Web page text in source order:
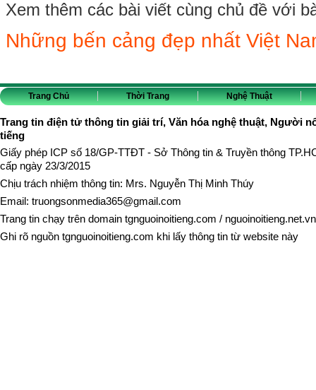
Xem thêm các bài viết cùng chủ đề với
Những bến cảng đẹp nhất Việt
Trang Chủ Thời Trang Nghệ Thuật
Trang tin điện tử thông tin giải trí, Văn hóa nghệ thuật, Người
tiếng
Giấy phép ICP số 18/GP-TTĐT - Sở Thông tin & Truyền thông
cấp ngày 23/3/2015
Chịu trách nhiệm thông tin: Mrs. Nguyễn Thị Minh Thúy
Email: truongsonmedia365@gmail.com
Trang tin chạy trên domain tgnguoinoitieng.com / nguoinoitieng.net.vn
Ghi rõ nguồn tgnguoinoitieng.com khi lấy thông tin từ website này